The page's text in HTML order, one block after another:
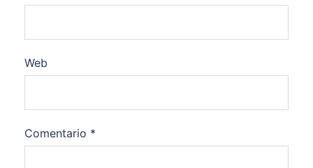
Web
Comentario *